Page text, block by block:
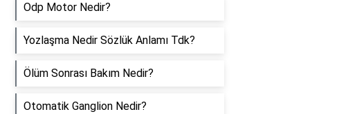
Odp Motor Nedir?
Yozlaşma Nedir Sözlük Anlamı Tdk?
Ölüm Sonrası Bakım Nedir?
Otomatik Ganglion Nedir?